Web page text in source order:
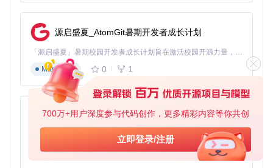
700万+用户深度参与代码创作，更多精彩内容等你共创
立即登录/注册
源启盛夏_AtomGit暑期开发者成长计划
「源启盛夏」暑期校园开发者成长计划旨在激活校园开源力量，通过积分激励、认证扶持、资源倾斜等形式，引导高校组织和开发者完成「入驻 — 建项目 — 做贡献 — 获认证 — 得资源」的完整闭环。无论你是想带领社团入驻平台的组织者，还是希望用代码贡献证明自己的开发者，都能在这里找到属于你的成长路径。
Markdown
0 1
py-xiaozhi
基于Python的Xiaozhi AI，适用于想要完整Xiaozhi体验而无需拥有专用硬件的用户。
Python
0 1